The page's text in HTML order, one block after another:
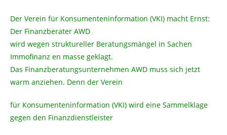
Der Verein für Konsumenteninformation (VKI) macht Ernst:
Der Finanzberater AWD
wird wegen struktureller Beratungsmängel in Sachen
Immofinanz en masse geklagt.
Das Finanzberatungsunternehmen AWD muss sich jetzt
warm anziehen. Denn der Verein
für Konsumenteninformation (VKI) wird eine Sammelklage
gegen den Finanzdienstleister